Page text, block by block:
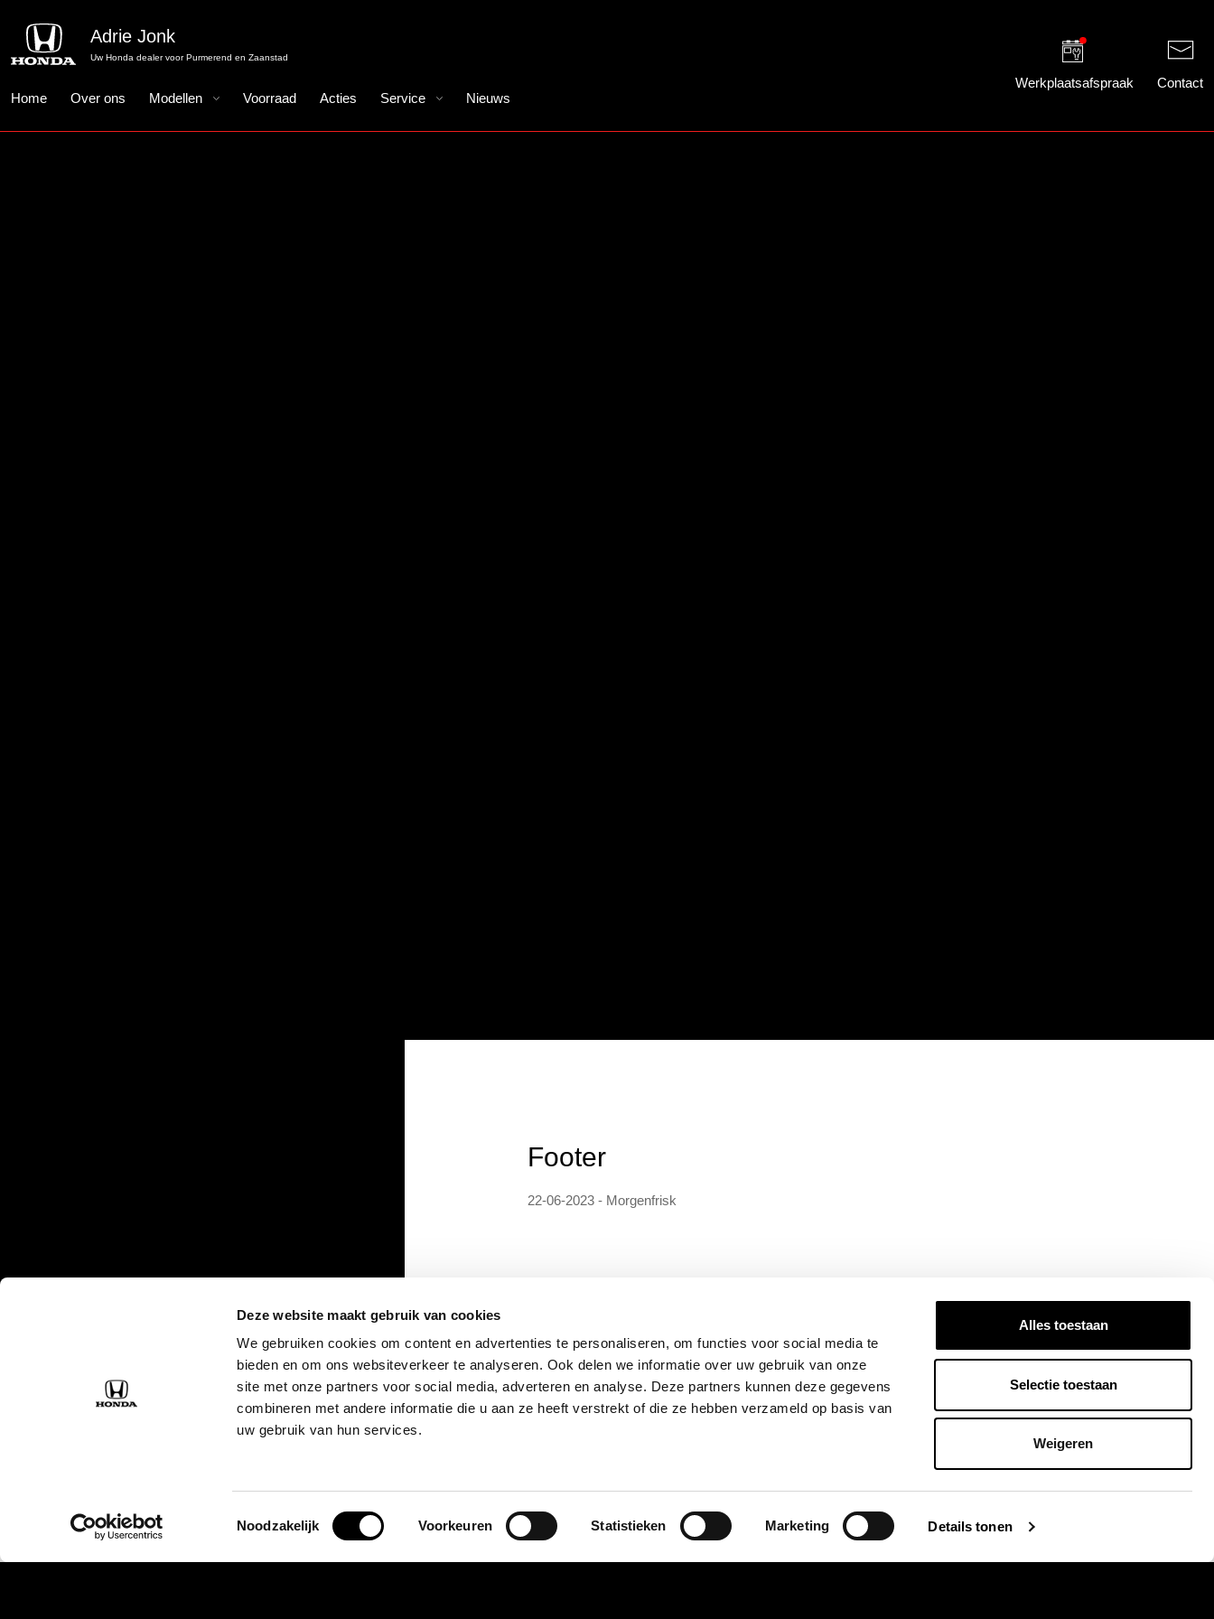
Deze website maakt gebruik van cookies
We gebruiken cookies om content en advertenties te personaliseren, om functies voor social media te
bieden en om ons websiteverkeer te analyseren. Ook delen we informatie over uw gebruik van onze
site met onze partners voor social media, adverteren en analyse. Deze partners kunnen deze gegevens
combineren met andere informatie die u aan ze heeft verstrekt of die ze hebben verzameld op basis van
uw gebruik van hun services.
Toestemmingsselectie
Noodzakelijk Voorkeuren Statistieken Marketing Details tonen
Alles toestaan
Selectie toestaan
Weigeren
Adrie Jonk
Uw Honda dealer voor Purmerend en Zaanstad
Home Over ons Modellen Voorraad Acties Service Nieuws
Werkplaatsafspraak Contact
Footer
22-06-2023 - Morgenfrisk